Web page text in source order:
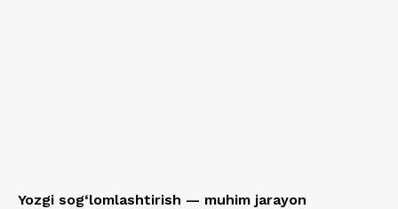
Yozgi sog‘lomlashtirish — muhim jarayon